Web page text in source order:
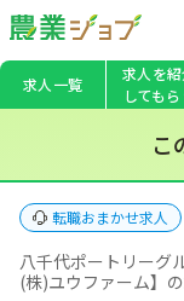
求人一覧
求人を紹
してもら
こ
転職おまかせ求人
八千代ポートリーグ
(株)ユウファーム】